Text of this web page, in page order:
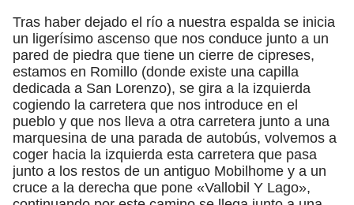
Tras haber dejado el río a nuestra espalda se inicia
un ligerísimo ascenso que nos conduce junto a un
pared de piedra que tiene un cierre de cipreses,
estamos en Romillo (donde existe una capilla
dedicada a San Lorenzo), se gira a la izquierda
cogiendo la carretera que nos introduce en el
pueblo y que nos lleva a otra carretera junto a una
marquesina de una parada de autobús, volvemos a
coger hacia la izquierda esta carretera que pasa
junto a los restos de un antiguo Mobilhome y a un
cruce a la derecha que pone «Vallobil Y Lago»,